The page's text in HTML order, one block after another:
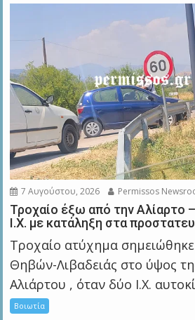
7 Αυγούστου, 2026 Permissos
Τροχαίο έξω από την Αλίαρτο
Ι.Χ. με κατάληξη στα
Τροχαίο ατύχημα
Θηβών-Λιβαδειάς στο ύψος
Αλιάρτου , όταν δύο Ι.Χ.
Βοιωτία